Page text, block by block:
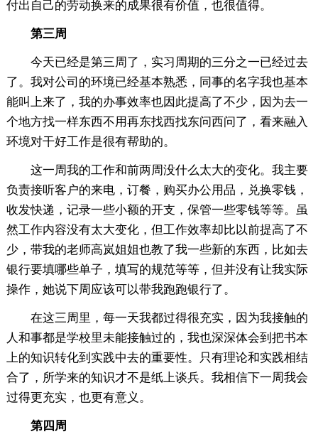
付出自己的劳动换来的成果很有价值，也很值得。
第三周
今天已经是第三周了，实习周期的三分之一已经过去
了。我对公司的环境已经基本熟悉，同事的名字我也基本
能叫上来了，我的办事效率也因此提高了不少，因为去一
个地方找一样东西不用再东找西找东问西问了，看来融入
环境对干好工作是很有帮助的。
这一周我的工作和前两周没什么太大的变化。我主要
负责接听客户的来电，订餐，购买办公用品，兑换零钱，
收发快递，记录一些小额的开支，保管一些零钱等等。虽
然工作内容没有太大变化，但工作效率却比以前提高了不
少，带我的老师高岚姐姐也教了我一些新的东西，比如去
银行要填哪些单子，填写的规范等等，但并没有让我实际
操作，她说下周应该可以带我跑跑银行了。
在这三周里，每一天我都过得很充实，因为我接触的
人和事都是学校里未能接触过的，我也深深体会到把书本
上的知识转化到实践中去的重要性。只有理论和实践相结
合了，所学来的知识才不是纸上谈兵。我相信下一周我会
过得更充实，也更有意义。
第四周